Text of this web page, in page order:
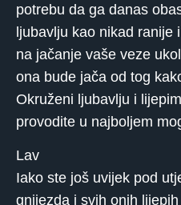
potrebu da ga danas
ljubavlju kao nikad ranije
na jačanje vaše veze
ona bude jača od tog
Okruženi ljubavlju i
provodite u najboljem
Lav
Iako ste još uvijek pod
gnijezda i svih onih